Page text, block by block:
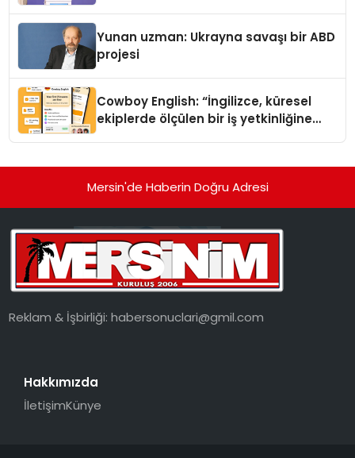
Yunan uzman: Ukrayna savaşı bir ABD
projesi
Cowboy English: “İngilizce, küresel
ekiplerde ölçülen bir iş yetkinliğine
Mersin'de Haberin Doğru Adresi
Reklam & İşbirliği:habersonuclari@gmil.com
Hakkımızda
İletişimKünye